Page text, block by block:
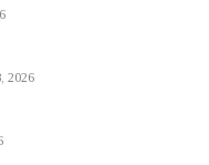
2026